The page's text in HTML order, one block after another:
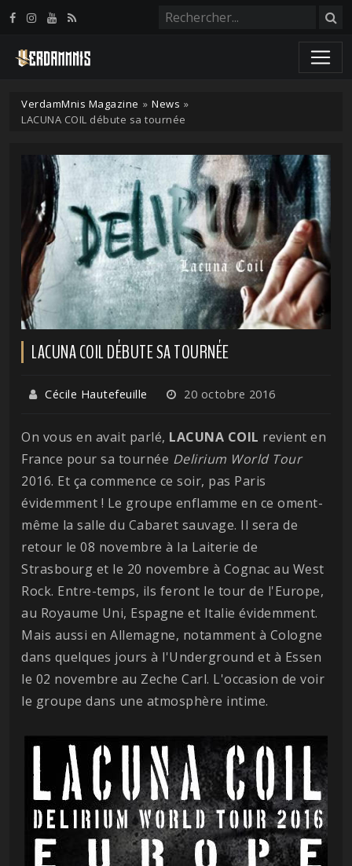
VerdamMnis Magazine » News »
LACUNA COIL débute sa tournée
LACUNA COIL DÉBUTE SA TOURNÉE
Cécile Hautefeuille 20 octobre 2016
On vous en avait parlé, LACUNA COIL revient en
France pour sa tournée Delirium World Tour
2016. Et ça commence ce soir, pas Paris
évidemment ! Le groupe enflamme en ce oment-
même la salle du Cabaret sauvage. Il sera de
retour le 08 novembre à la Laiterie de
Strasbourg et le 20 novembre à Cognac au West
Rock. Entre-temps, ils feront le tour de l'Europe,
au Royaume Uni, Espagne et Italie évidemment.
Mais aussi en Allemagne, notamment à Cologne
dans quelques jours à l'Underground et à Essen
le 02 novembre au Zeche Carl. L'occasion de voir
le groupe dans une atmosphère intime.
Panneau de gestion des cookies